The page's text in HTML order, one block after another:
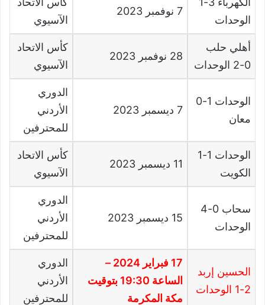
الوحدات
7 نوفمبر 2023
الآسيوي
أهلي حلب
0-2
الوحدات
28 نوفمبر 2023
كأس الاتحاد
الآسيوي
الوحدات
معان
7 ديسمبر 2023
الدوري
الأردني
للمحترفين
الوحدات 1-1
الكويت
11 ديسمبر 2023
كأس الاتحاد
الآسيوي
سحاب 0-4
الوحدات
15 ديسمبر 2023
الدوري
الأردني
للمحترفين
الحسين إربد
2-1 الوحدات
17 فبراير 2024 –
الساعة 19:30 بتوقيت
مكة المكرمة
الدوري
الأردني
للمحترفين